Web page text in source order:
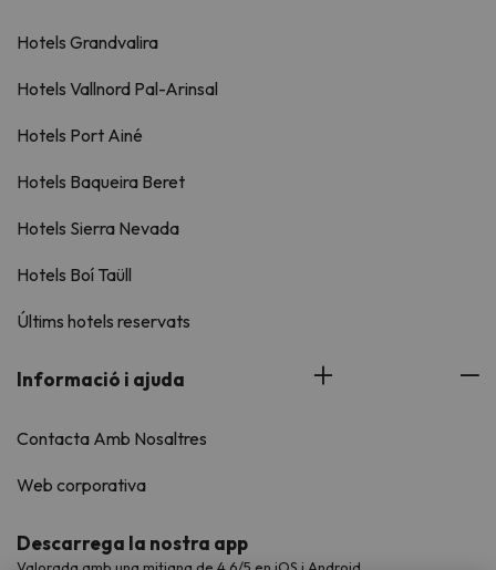
Hotels Grandvalira
Hotels Vallnord Pal-Arinsal
Hotels Port Ainé
Hotels Baqueira Beret
Hotels Sierra Nevada
Hotels Boí Taüll
Últims hotels reservats
Informació i ajuda
Contacta Amb Nosaltres
Web corporativa
Descarrega la nostra app